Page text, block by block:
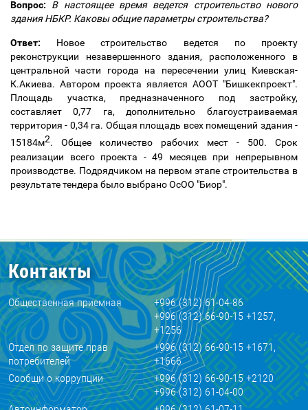
Вопрос:
В настоящее время ведется строительство нового
здания НБКР. Каковы общие параметры строительства?
Ответ: Новое строительство ведется по проекту
реконструкции незавершенного здания, расположенного в
центральной части города на пересечении улиц Киевская-
К.Акиева. Автором проекта является АООТ "Бишкекпроект".
Площадь участка, предназначенного под застройку,
составляет 0,77 га, дополнительно благоустраиваемая
территория - 0,34 га. Общая площадь всех помещений здания -
15184м2. Общее количество рабочих мест - 500. Срок
реализации всего проекта - 49 месяцев при непрерывном
производстве. Подрядчиком на первом этапе строительства в
результате тендера было выбрано ОсОО "Биор".
Контакты
Общественная приемная
+996 (312) 61-04-86
+996 (312) 66-90-15 +1257,
+1256
Отдел по защите прав
потребителей
+996 (312) 66-90-15 +1671,
+1666
Сообщи о коррупции
+996 (312) 66-90-15 +2120
+996 (312) 61-04-00